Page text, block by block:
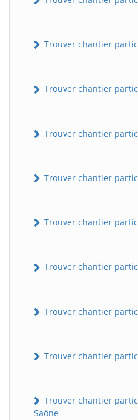
Trouver chantier
Trouver chantier
Trouver chantier
Trouver chantier
Trouver chantier
Trouver chantier
Trouver chantier
Trouver chantier
Trouver chantier
Saône